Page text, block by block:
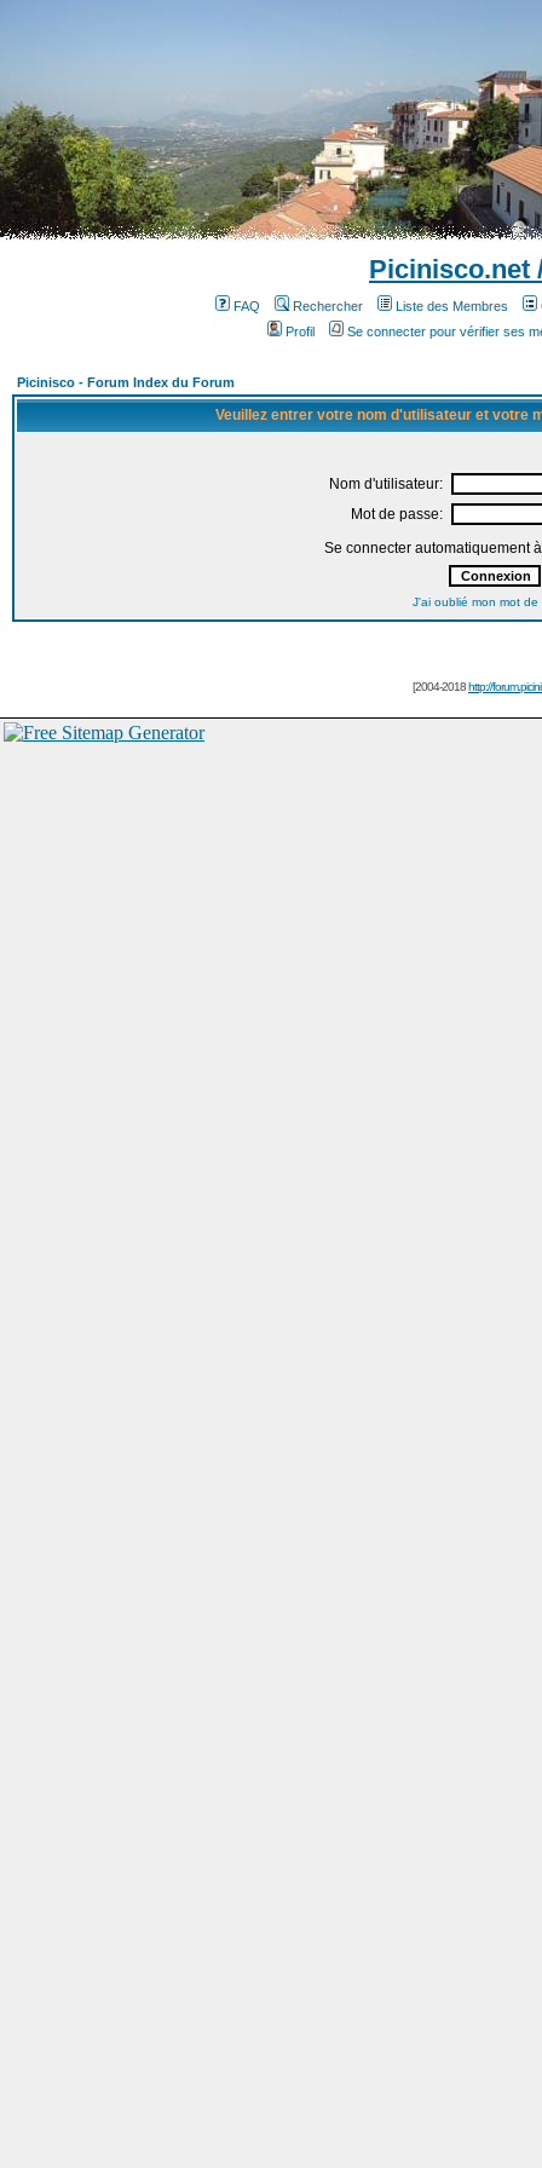
Picinisco.net
FAQ Rechercher Liste des Membres
Profil
Se connecter pour vérifier ses
Picinisco - Forum Index du Forum
Veuillez entrer votre nom d'utilisateur et votre
Nom d'utilisateur:
Mot de passe:
Se connecter automatiquement
J'ai oublié mon mot de
[2004-2018http://